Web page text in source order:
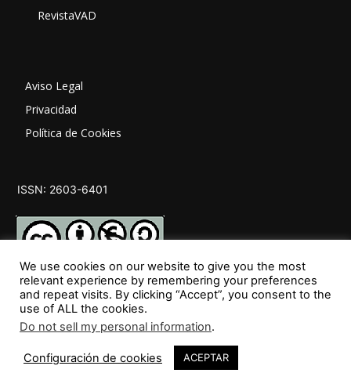
RevistaVAD
Aviso Legal
Privacidad
Política de Cookies
ISSN: 2603-6401
SÍGUENOS
We use cookies on our website to give you the most
relevant experience by remembering your preferences
and repeat visits. By clicking “Accept”, you consent to the
use of ALL the cookies.
Do not sell my personal information.
Configuración de cookies ACEPTAR